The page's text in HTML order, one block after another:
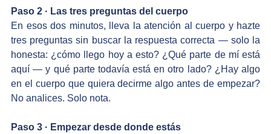
Paso 2 · Las tres preguntas del cuerpo
En esos dos minutos, lleva la atención al cuerpo y hazte
tres preguntas sin buscar la respuesta correcta — solo la
honesta: ¿cómo llego hoy a esto? ¿Qué parte de mí está
aquí — y qué parte todavía está en otro lado? ¿Hay algo
en el cuerpo que quiera decirme algo antes de empezar?
No analices. Solo nota.
Paso 3 · Empezar desde donde estás